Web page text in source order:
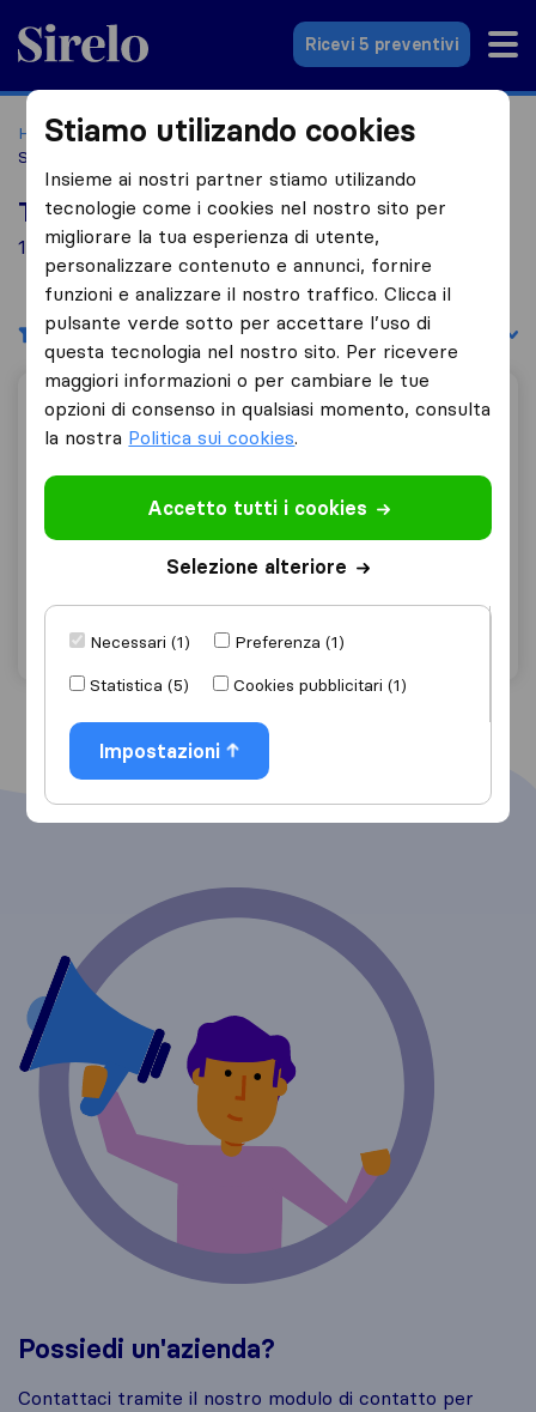
Sirelo.it
Ricevi 5 preventivi
Home Le 10 migliori aziende di traslochi in Italia
Scalo
Top 10 traslocatori a Fabro Scalo
1 aziende di traslochi trovate a Fabro Scalo
Filtri Filtra per:
Urbani Mobili
16
Urbani Mobili
Chiedi preventivo
Possiedi un'azienda?
Contattaci tramite il nostro modulo di contatto per
Stiamo utilizando cookies
Insieme ai nostri partner stiamo utilizando
tecnologie come i cookies nel nostro sito per
migliorare la tua esperienza di utente,
personalizzare contenuto e annunci, fornire
funzioni e analizzare il nostro traffico. Clicca il
pulsante verde sotto per accettare l’uso di
questa tecnologia nel nostro sito. Per ricevere
maggiori informazioni o per cambiare le tue
opzioni di consenso in qualsiasi momento, consulta
la nostra Politica sui cookies.
Accetto tutti i cookies
Selezione alteriore
Necessari (1)
Preferenza (1)
Statistica (5)
Cookies pubblicitari (1)
Impostazioni